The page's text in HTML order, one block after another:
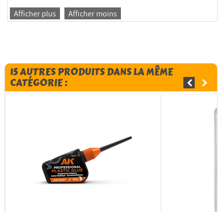
Afficher plus Afficher moins
15 AUTRES PRODUITS DANS LA MÊME
CATÉGORIE :